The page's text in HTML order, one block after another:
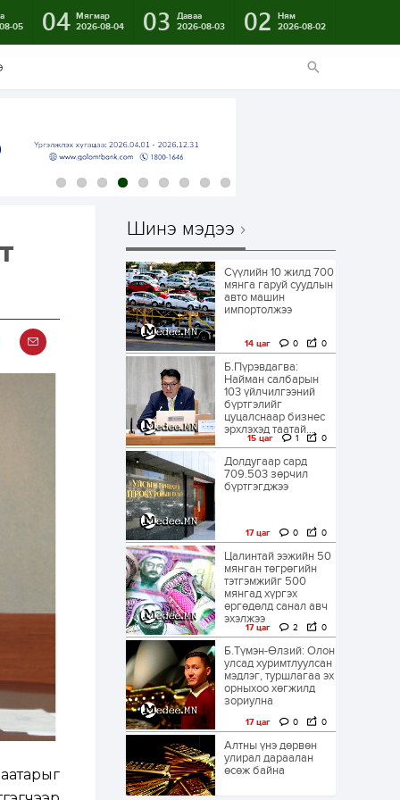
05
04 Мягмар
2026-08-04
03
Даваа
2026-08-03
02
Ням
2026-08-02
Шинэ мэдээ
Сүүлийн 10 жилд 700
мянга гаруй суудлын
авто машин
импортолжээ
14 цаг 0 0
Б.Пүрэвдагва:
Найман салбарын
103 үйлчилгээний
бүртгэлийг
цуцалснаар бизнес
эрхлэхэд таатай...
15 цаг 1 0
Долдугаар сард
709.503 зөрчил
бүртгэгджээ
17 цаг 0 0
Цалинтай ээжийн 50
мянган төгрөгийн
тэтгэмжийг 500
мянгад хүргэх
өргөдөлд санал авч
эхэлжээ
17 цаг 2 0
Б.Түмэн-Өлзий: Олон
улсад хуримтлуулсан
мэдлэг, туршлагаа эх
орныхоо хөгжилд
зориулна
17 цаг 0 0
Алтны үнэ дөрвөн
улирал дараалан
өсөж байна